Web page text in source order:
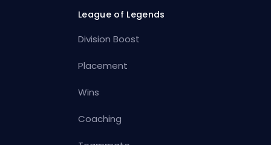
League of Legends
Division Boost
Placement
Wins
Coaching